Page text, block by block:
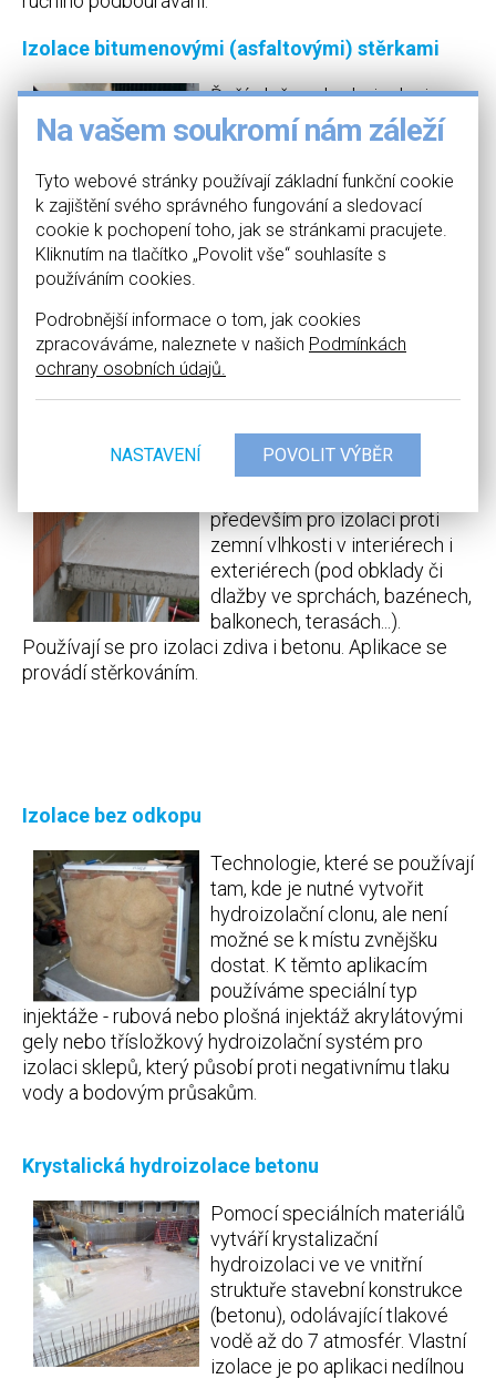
Na vašem soukromí nám záleží
Tyto webové stránky používají základní funkční cookie
k zajištění svého správného fungování a sledovací
cookie k pochopení toho, jak se stránkami pracujete.
Kliknutím na tlačítko „Povolit vše“ souhlasíte s
používáním cookies.
Podrobnější informace o tom, jak cookies
zpracováváme, naleznete v našich Podmínkách
ochrany osobních údajů.
NASTAVENÍ
Izolace bitumenovými (asfaltovými) stěrkami
Řeší plošnou hydroizolaci
vodorovných a svislých
konstrukcí, a to jak u nových
objektů, tak u těch stávajících.
Vytváří účinnou, bezešvou
ekologickou hydroizolaci bez
použití plamene. Používá se na
hydroizolace proti zemní vlhkosti, netlakové i tlakové
aplikací provádíme i aplikace strojním stříkáním.
Patří mezi plošné
především pro izolaci proti
zemní vlhkosti v interiérech i
exteriérech (pod obklady či
dlažby ve sprchách, bazénech,
balkonech, terasách...).
Používají se pro izolaci zdiva i betonu. Aplikace se
provádí stěrkováním.
Izolace bez odkopu
Technologie, které se používají
tam, kde je nutné vytvořit
hydroizolační clonu, ale není
možné se k místu zvnějšku
dostat. K těmto aplikacím
používáme speciální typ
injektáže - rubová nebo plošná injektáž akrylátovými
gely nebo třísložkový hydroizolační systém pro
izolaci sklepů, který působí proti negativnímu tlaku
vody a bodovým průsakům.
Krystalická hydroizolace betonu
Pomocí speciálních materiálů
vytváří krystalizační
hydroizolaci ve ve vnitřní
struktuře stavební konstrukce
(betonu), odolávající tlakové
vodě až do 7 atmosfér. Vlastní
izolace je po aplikaci nedílnou